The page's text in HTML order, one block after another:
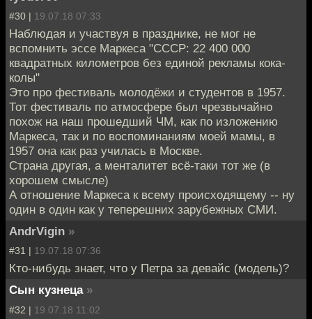
#30 | 19.07.18 07:33
Наблюдая и участвуя в празднике, не мог не
вспомнить эссе Маркеса "СССР: 22 400 000
квадратных километров без единой рекламы кока-
колы"
Это про фестиваль молодёжи и студентов в 1957.
Тот фестиваль по атмосфере был чрезвычайно
похож на наш прошедший ЧМ, как по изложению
Маркеса, так и по воспоминаниям моей мамы, в
1957 она как раз училась в Москве.
Страна другая, а менталитет всё-таки тот же (в
хорошем смысле)
А отношение Маркеса к всему происходящему -- ну
один в один как у теперешних зарубежных СМИ.
AndrVigin »
#31 | 19.07.18 07:36
Кто-нибудь знает, что у Петра за девайс (модель)?
Сын кузнеца »
#32 | 19.07.18 11:02